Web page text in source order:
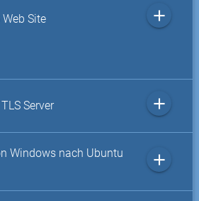
Site add
Server add
Windows nach Ubuntu
add